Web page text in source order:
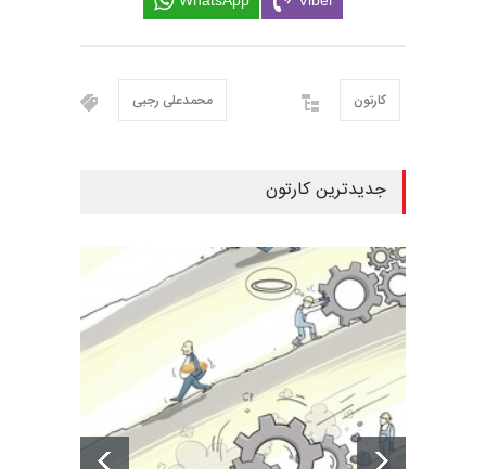
محمدعلی رجبی کارتون
جدیدترین کارتون